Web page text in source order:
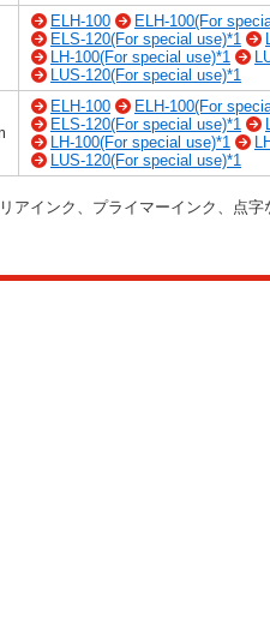
ELH-100 ELH-100(For
ELS-120(For special use)*1
LH-100(For special use)*1
LUS-120(For special use)*1
ELH-100 ELH-100(For
ELS-120(For special use)*1
LH-100(For special use)*1
LUS-120(For special use)*1
アインク、プライマーインク、点字